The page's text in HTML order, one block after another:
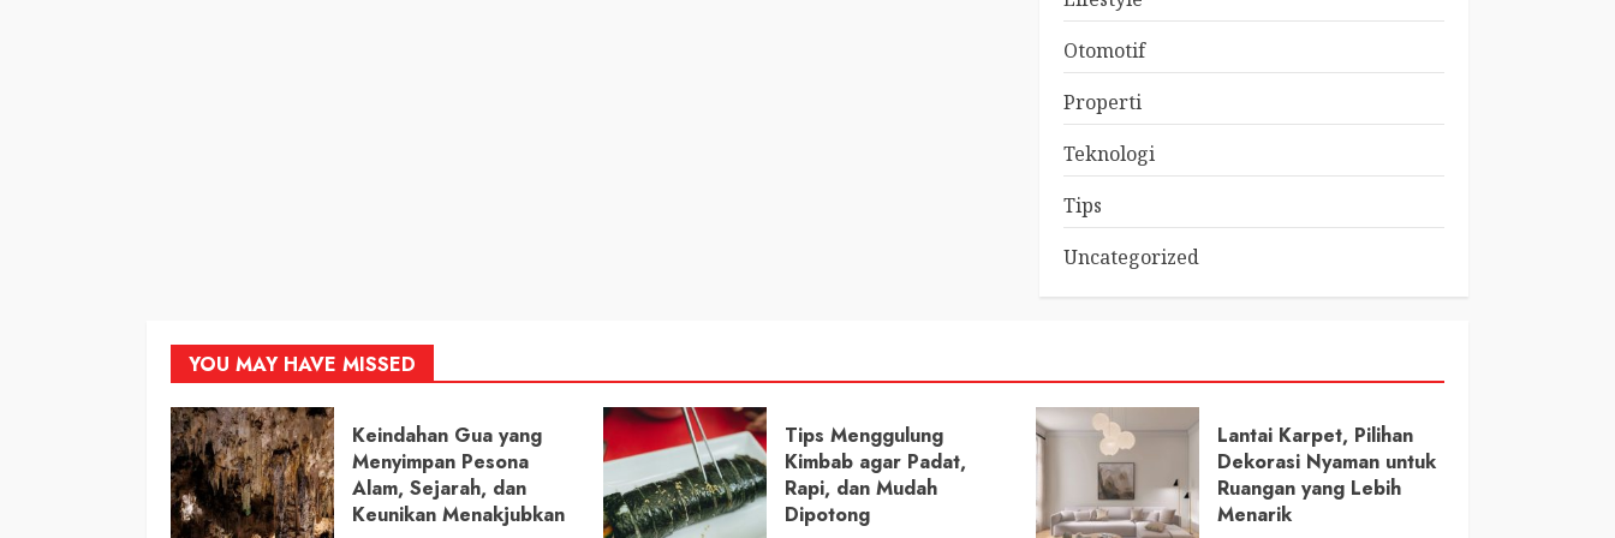
Otomotif
Properti
Teknologi
Tips
Uncategorized
YOU MAY HAVE MISSED
Keindahan Gua yang
Menyimpan Pesona
Alam, Sejarah, dan
Keunikan Menakjubkan
Tips Menggulung
Kimbab agar Padat,
Rapi, dan Mudah
Dipotong
Lantai Karpet, Pilihan
Dekorasi Nyaman untuk
Ruangan yang Lebih
Menarik